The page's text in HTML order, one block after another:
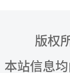
版权
本站信息